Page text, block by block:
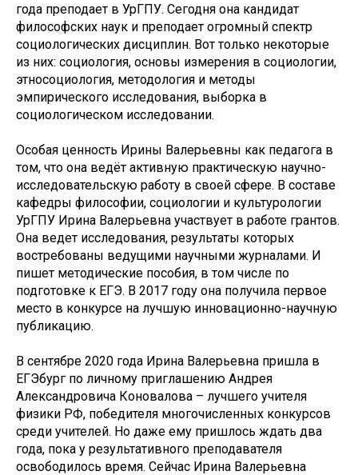
года преподает в УрГПУ. Сегодня она кандидат
философских наук и преподает огромный спектр
социологических дисциплин. Вот только некоторые
из них: социология, основы измерения в социологии,
этносоциология, методология и методы
эмпирического исследования, выборка в
социологическом исследовании.
Особая ценность Ирины Валерьевны как педагога в
том, что она ведёт активную практическую научно-
исследовательскую работу в своей сфере. В составе
кафедры философии, социологии и культурологии
УрГПУ Ирина Валерьевна участвует в работе грантов.
Она ведет исследования, результаты которых
востребованы ведущими научными журналами. И
пишет методические пособия, в том числе по
подготовке к ЕГЭ. В 2017 году она получила первое
место в конкурсе на лучшую инновационно-научную
публикацию.
В сентябре 2020 года Ирина Валерьевна пришла в
ЕГЭбург по личному приглашению Андрея
Александровича Коновалова – лучшего учителя
физики РФ, победителя многочисленных конкурсов
среди учителей. Но даже ему пришлось ждать два
года, пока у результативного преподавателя
освободилось время. Сейчас Ирина Валерьевна